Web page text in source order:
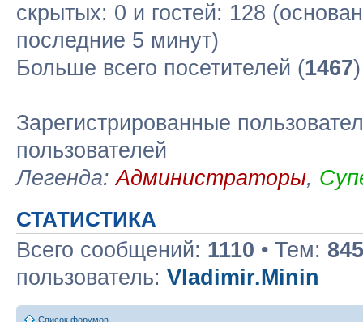
скрытых: 0 и гостей: 128
последние 5 минут)
Больше всего посетителей (1467
Зарегистрированные
пользователей
Легенда:Администраторы,
СТАТИСТИКА
Всего сообщений: 1110 • Тем: 845
пользователь: Vladimir.Minin
Список форумов